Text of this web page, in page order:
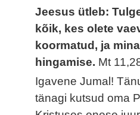
Jeesus ütleb:
kõik, kes olete
koormatud, ja
hingamise. Mt
Igavene Jumal!
tänagi kutsud oma